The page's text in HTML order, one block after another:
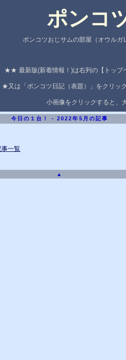
ポンコ
ポンコツおじサムの部屋（オウルガ
★★ 最新版(新着情報！)は右列の【トッ
★又は「ポンコツ日記（表題）」をクリッ
小画像をクリックすると、
今日の１台！ - 2022年5月の記事
一覧
▲